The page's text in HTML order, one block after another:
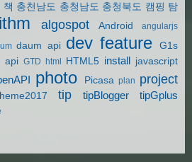
책 충천남도 충청남도 충청북도 캠핑 탐
algospot Android angularjs
daum api dev feature G1s
api GTD html HTML5 install javascript
photo Picasa plan project
tip tipBlogger tipGplus